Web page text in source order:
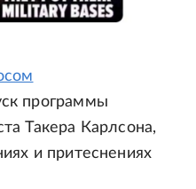
программы
Такера Карлсона,
и притеснениях